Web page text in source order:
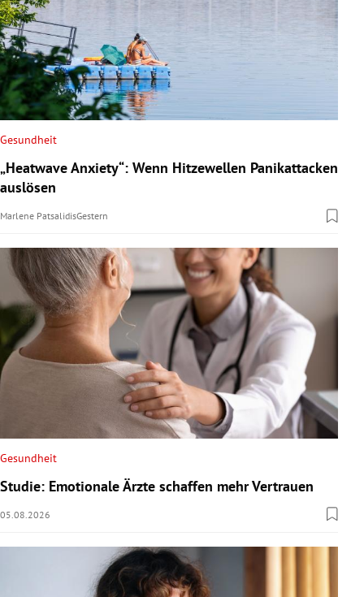
Gesundheit
„Heatwave Anxiety“: Wenn Hitzewellen Panikattacken
auslösen
Marlene PatsalidisGestern
Gesundheit
Studie: Emotionale Ärzte schaffen mehr Vertrauen
05.08.2026